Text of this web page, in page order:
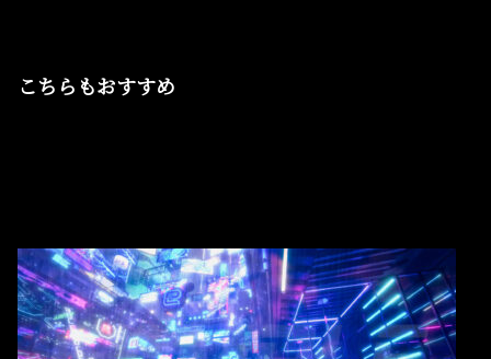
こちらもおすすめ